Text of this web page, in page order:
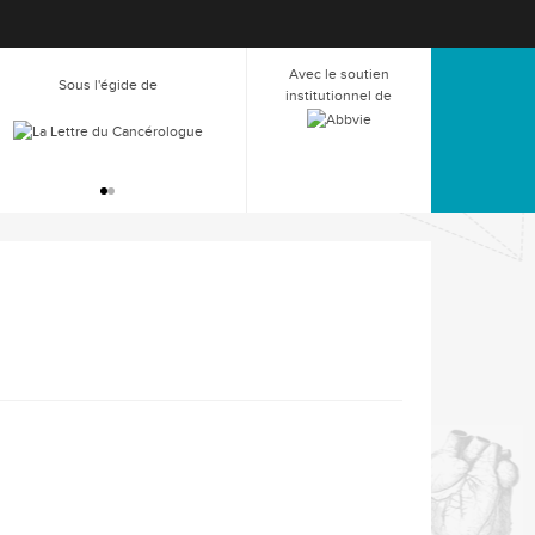
Sous l'égide de
Sous l'égide de
Avec le soutien
institutionnel de